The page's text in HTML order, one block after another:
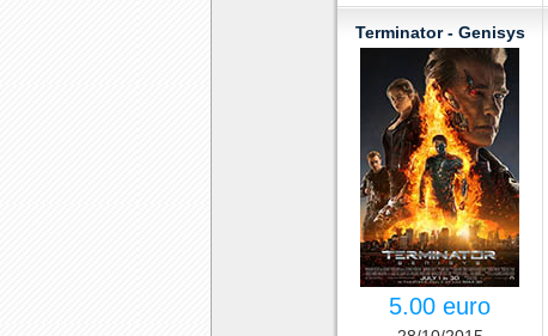
Terminator - Genisys
5.00 euro